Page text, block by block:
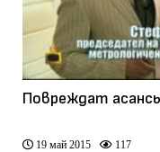
Повреждат
19 май 2015 117